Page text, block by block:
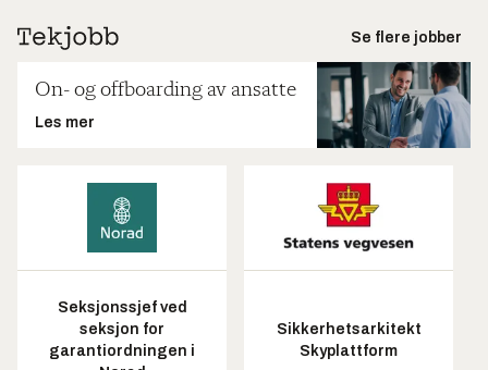
Se flere jobber
On- og offboarding av ansatte
Les mer
Seksjonssjef ved
seksjon for
garantiordningen i
Sikkerhetsarkitekt
Skyplattform